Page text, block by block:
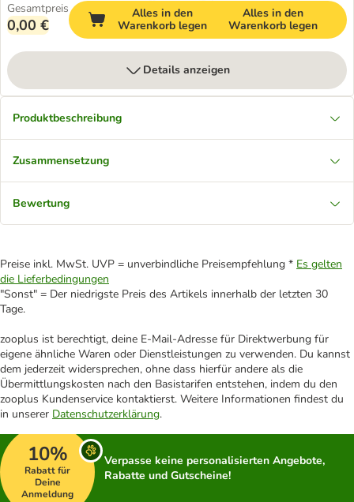
Gesamtpreis
0,00 €
Alles in den
Warenkorb legen
Alles in den
Warenkorb legen
Details anzeigen
Produktbeschreibung
Zusammensetzung
Bewertung
Preise inkl. MwSt. UVP = unverbindliche Preisempfehlung * Es gelten
die Lieferbedingungen
"Sonst" = Der niedrigste Preis des Artikels innerhalb der letzten 30
Tage.
zooplus ist berechtigt, deine E-Mail-Adresse für Direktwerbung für
eigene ähnliche Waren oder Dienstleistungen zu verwenden. Du kannst
dem jederzeit widersprechen, ohne dass hierfür andere als die
Übermittlungskosten nach den Basistarifen entstehen, indem du den
zooplus Kundenservice kontaktierst. Weitere Informationen findest du
in unserer Datenschutzerklärung.
10%
Rabatt für
Deine
Anmeldung
Verpasse keine personalisierten Angebote,
Rabatte und Gutscheine!